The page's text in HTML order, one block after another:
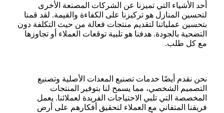
أحد الأشياء التي تميزنا عن الشركات المصنعة الأخرى
لتحسين المنازل هو تركيزنا على الكفاءة والقيمة. لقد قمنا
بتحسين عملياتنا لتقديم منتجات فعالة من حيث التكلفة دون
التضحية بالجودة. هدفنا هو تلبية توقعات العملاء أو تجاوزها
مع كل طلب.
نحن نقدم أيضًا خدمات تصنيع المعدات الأصلية وتصنيع
التصميم الشخصي، مما يسمح لنا بتوفير المنتجات
المخصصة التي تلبي الاحتياجات الفريدة لعملائنا. يعمل
فريقنا المتفاني مع العملاء لتحقيق أفكارهم على أرض